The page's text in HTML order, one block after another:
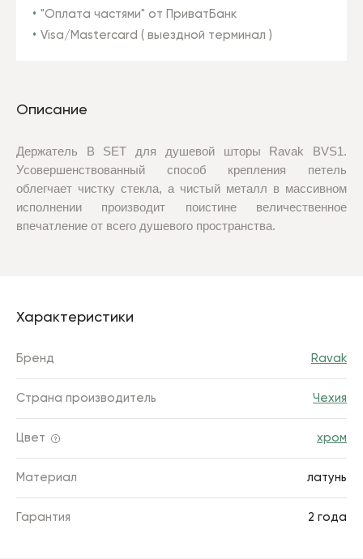
"Оплата частями" от ПриватБанк
Visa/Mastercard ( выездной терминал )
Описание
Держатель B SET для душевой шторы Ravak BVS1.
Усовершенствованный способ крепления петель
облегчает чистку стекла, а чистый металл в массивном
исполнении производит поистине величественное
впечатление от всего душевого пространства.
Характеристики
Бренд Ravak
Страна производитель Чехия
Цвет хром
Материал латунь
Гарантия 2 года